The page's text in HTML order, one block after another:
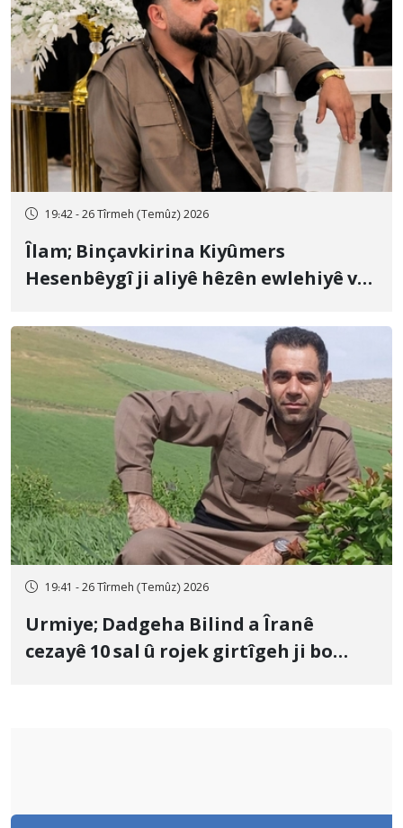
19:42 - 26 Tîrmeh (Temûz) 2026
Îlam; Binçavkirina Kiyûmers
Hesenbêygî ji aliyê hêzên ewlehiyê ve
19:41 - 26 Tîrmeh (Temûz) 2026
Urmiye; Dadgeha Bilind a Îranê
cezayê 10 sal û rojek girtîgeh ji bo